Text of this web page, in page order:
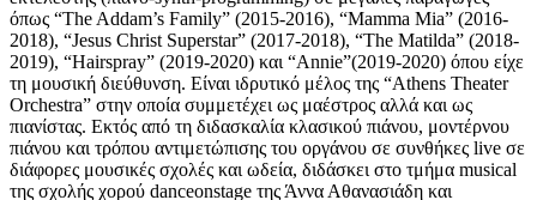
όπως “The Addam’s Family” (2015-2016), “Mamma Mia” (2016-
2018), “Jesus Christ Superstar” (2017-2018), “The Matilda” (2018-
2019), “Hairspray” (2019-2020) και “Annie”(2019-2020) όπου είχε
τη μουσική διεύθυνση. Είναι ιδρυτικό μέλος της “Athens Theater
Orchestra” στην οποία συμμετέχει ως μαέστρος αλλά και ως
πιανίστας. Εκτός από τη διδασκαλία κλασικού πιάνου, μοντέρνου
πιάνου και τρόπου αντιμετώπισης του οργάνου σε συνθήκες live σε
διάφορες μουσικές σχολές και ωδεία, διδάσκει στο τμήμα musical
της σχολής χορού danceonstage της Άννα Αθανασιάδη και